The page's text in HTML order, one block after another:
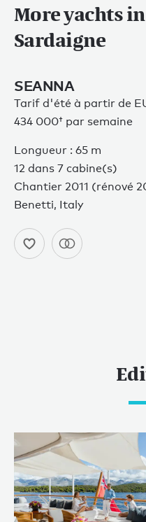
More yachts
Sardaigne
SEANNA
Tarif d'été à partir de
434 000† par semaine
Longueur : 65 m
12 dans 7 cabine(s)
Chantier 2011 (rénové
Benetti, Italy